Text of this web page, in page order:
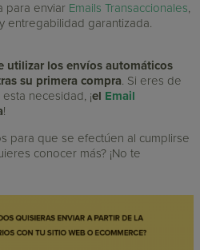
para enviar Emails Transaccionales,
entregabilidad garantizada.
utilizar los envíos automáticos
su primera compra. Si eres de
necesidad, ¡el Email
!
para que se efectúen al cumplirse
conocer más? ¡No te